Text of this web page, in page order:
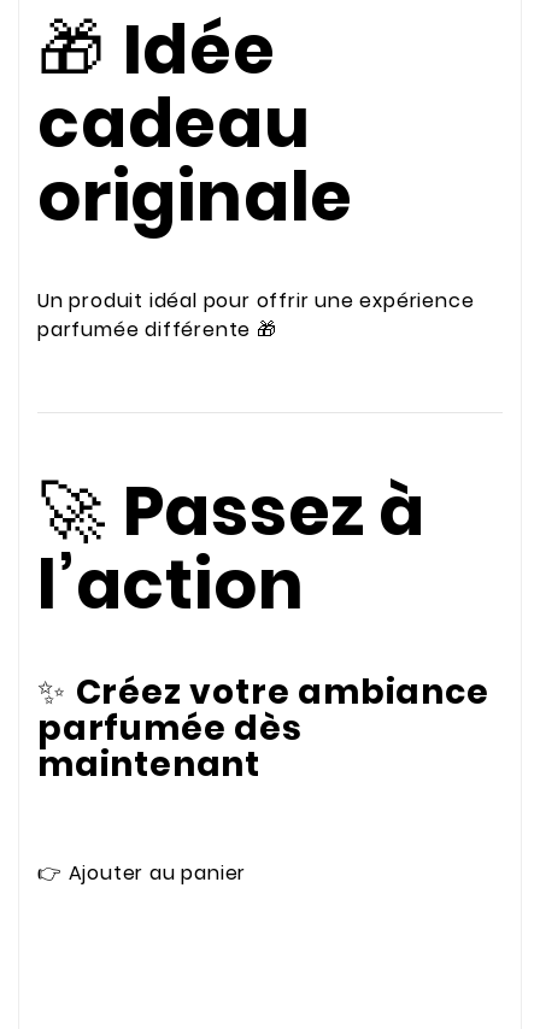
🎁 Idée
cadeau
originale
Un produit idéal pour offrir une expérience
parfumée différente 🎁
🚀 Passez à
l’action
✨ Créez votre ambiance
parfumée dès
maintenant
👉 Ajouter au panier